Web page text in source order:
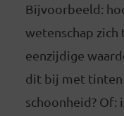
Bijvoorbeeld:
wetenschap
eenzijdige
dit bij met tinten
schoonheid? Of: